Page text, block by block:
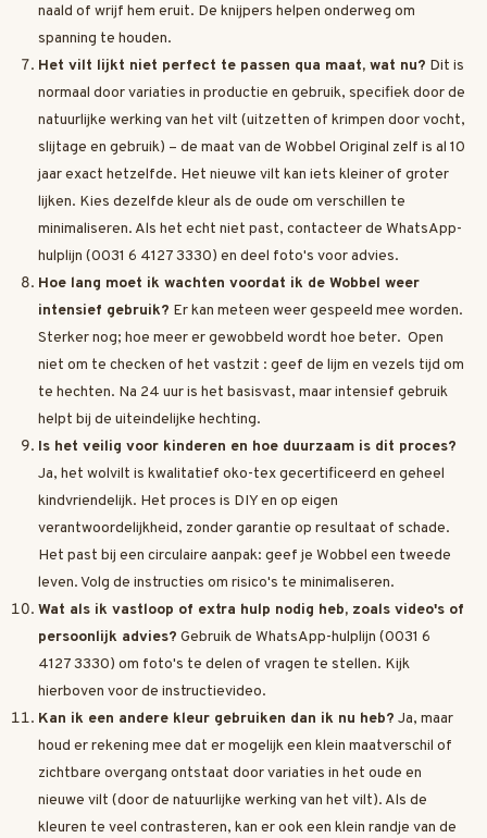
naald of wrijf hem eruit. De knijpers helpen onderweg om
spanning te houden.
Het vilt lijkt niet perfect te passen qua maat, wat nu? Dit is
normaal door variaties in productie en gebruik, specifiek door de
natuurlijke werking van het vilt (uitzetten of krimpen door vocht,
slijtage en gebruik) – de maat van de Wobbel Original zelf is al 10
jaar exact hetzelfde. Het nieuwe vilt kan iets kleiner of groter
lijken. Kies dezelfde kleur als de oude om verschillen te
minimaliseren. Als het echt niet past, contacteer de WhatsApp-
hulplijn (0031 6 4127 3330) en deel foto's voor advies.
Hoe lang moet ik wachten voordat ik de Wobbel weer
intensief gebruik? Er kan meteen weer gespeeld mee worden.
Sterker nog; hoe meer er gewobbeld wordt hoe beter. Open
niet om te checken of het vastzit : geef de lijm en vezels tijd om
te hechten. Na 24 uur is het basisvast, maar intensief gebruik
helpt bij de uiteindelijke hechting.
Is het veilig voor kinderen en hoe duurzaam is dit proces?
Ja, het wolvilt is kwalitatief oko-tex gecertificeerd en geheel
kindvriendelijk. Het proces is DIY en op eigen
verantwoordelijkheid, zonder garantie op resultaat of schade.
Het past bij een circulaire aanpak: geef je Wobbel een tweede
leven. Volg de instructies om risico's te minimaliseren.
Wat als ik vastloop of extra hulp nodig heb, zoals video's of
persoonlijk advies? Gebruik de WhatsApp-hulplijn (0031 6
4127 3330) om foto's te delen of vragen te stellen. Kijk
hierboven voor de instructievideo.
Kan ik een andere kleur gebruiken dan ik nu heb? Ja, maar
houd er rekening mee dat er mogelijk een klein maatverschil of
zichtbare overgang ontstaat door variaties in het oude en
nieuwe vilt (door de natuurlijke werking van het vilt). Als de
kleuren te veel contrasteren, kan er ook een klein randje van de